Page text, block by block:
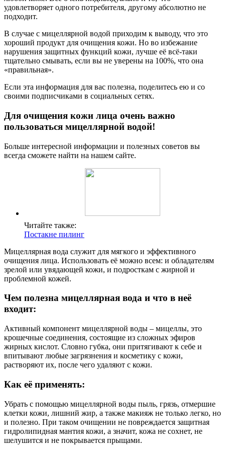
удовлетворяет одного потребителя, другому абсолютно не
подходит.
В случае с мицеллярной водой приходим к выводу, что это
хороший продукт для очищения кожи. Но во избежание
нарушения защитных функций кожи, лучше её всё-таки
тщательно смывать, если вы не уверены на 100%, что она
«правильная».
Если эта информация для вас полезна, поделитесь ею и со
своими подписчиками в социальных сетях.
Для очищения кожи лица очень важно
пользоваться мицеллярной водой!
Больше интересной информации и полезных советов вы
всегда сможете найти на нашем сайте.
Читайте также:
Постакне пилинг
Мицеллярная вода служит для мягкого и эффективного
очищения лица. Использовать её можно всем: и обладателям
зрелой или увядающей кожи, и подросткам с жирной и
проблемной кожей.
Чем полезна мицеллярная вода и что в неё
входит:
Активный компонент мицеллярной воды – мицеллы, это
крошечные соединения, состоящие из сложных эфиров
жирных кислот. Словно губка, они притягивают к себе и
впитывают любые загрязнения и косметику с кожи,
растворяют их, после чего удаляют с кожи.
Как её применять:
Убрать с помощью мицеллярной воды пыль, грязь, отмершие
клетки кожи, лишний жир, а также макияж не только легко, но
и полезно. При таком очищении не повреждается защитная
гидролипидная мантия кожи, а значит, кожа не сохнет, не
шелушится и не покрывается прыщами.